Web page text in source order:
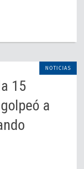
NOTICIAS
15
a